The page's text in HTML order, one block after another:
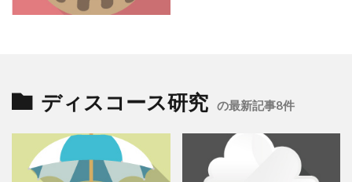
ディスコース研究 の最新記事8件